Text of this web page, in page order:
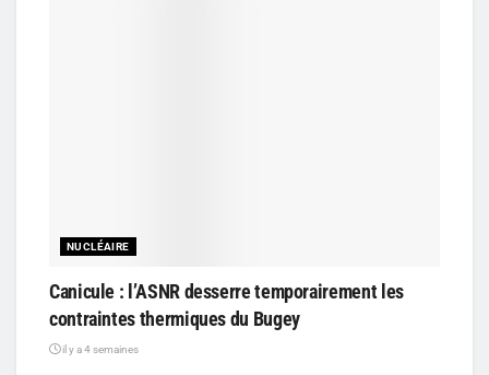
NUCLÉAIRE
Canicule : l’ASNR desserre temporairement les
contraintes thermiques du Bugey
il y a 4 semaines